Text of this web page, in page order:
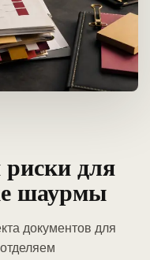
для
шаурмы
документов для